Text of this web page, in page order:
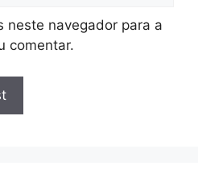
neste navegador para a
comentar.